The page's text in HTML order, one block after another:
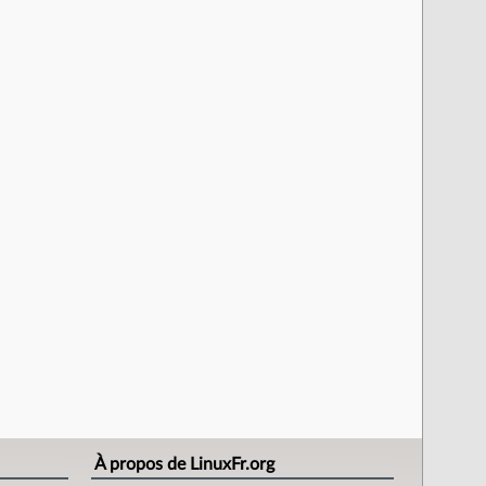
À propos de LinuxFr.org